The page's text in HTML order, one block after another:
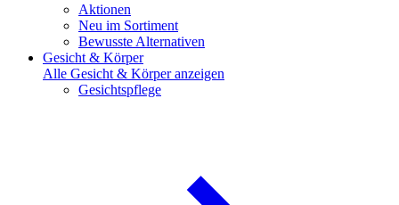
Aktionen
Neu im Sortiment
Bewusste Alternativen
Gesicht & Körper
Alle Gesicht & Körper anzeigen
Gesichtspflege